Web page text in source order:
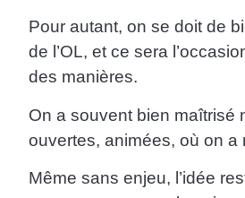
Pour autant, on se doit de
de l’OL, et ce sera
des manières.
On a souvent bien maîtrisé
ouvertes, animées, où on a
Même sans enjeu, l’idée